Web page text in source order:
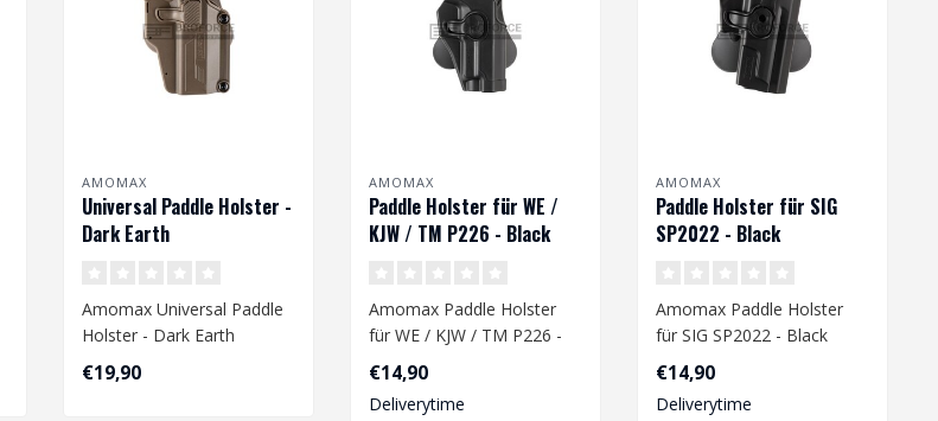
AMOMAX
Universal Paddle Holster -
Dark Earth
Amomax Universal Paddle
Holster - Dark Earth
€19,90
AMOMAX
Paddle Holster für WE /
KJW / TM P226 - Black
Amomax Paddle Holster
für WE / KJW / TM P226 -
Black
€14,90
Deliverytime
AMOMAX
Paddle Holster für SIG
SP2022 - Black
Amomax Paddle Holster
für SIG SP2022 - Black
€14,90
Deliverytime